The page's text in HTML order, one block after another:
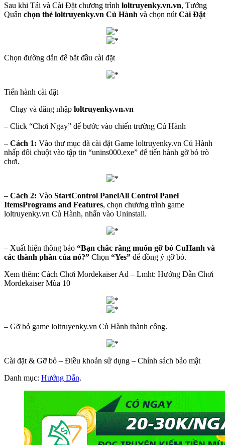
Sau khi Tải và Cài Đặt chương trình loltruyenky.vn.vn, Tướng
Quân chọn thẻ loltruyenky.vn Củ Hành và chọn nút Cài Đặt
Chọn đường dẫn để bắt đầu cài đặt
Tiến hành cài đặt
– Chạy và đăng nhập loltruyenky.vn.vn
– Click “Chơi Ngay” để bước vào chiến trường Củ Hành
– Cách 1: Vào thư mục đã cài đặt Game loltruyenky.vn Củ Hành
nhấp đôi chuột vào tập tin “unins000.exe” để tiến hành gỡ bỏ trò
chơi.
– Cách 2: Vào StartControl PanelAll Control Panel
ItemsPrograms and Features, chọn chương trình game
loltruyenky.vn Củ Hành, nhấn vào Uninstall.
– Xuất hiện thông báo “Bạn chắc rằng muốn gỡ bỏ CuHanh và
các thành phần của nó?” Chọn “Yes” để đồng ý gỡ bỏ.
Xem thêm: Cách Chơi Mordekaiser Ad – Lmht: Hướng Dẫn Chơi
Mordekaiser Mùa 10
– Gỡ bỏ game loltruyenky.vn Củ Hành thành công.
Cài đặt & Gỡ bỏ – Điều khoản sử dụng – Chính sách bảo mật
Danh mục: Hướng Dẫn.